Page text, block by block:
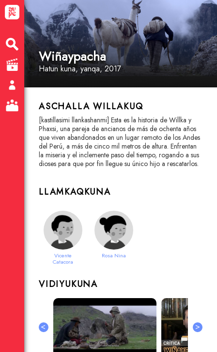
Wiñaypacha
Hatun kuna, yanqa, 2017
ASCHALLA WILLAKUQ
[kastillasimi llankashanmi] Esta es la historia de Willka y
Phaxsi, una pareja de ancianos de más de ochenta años
que viven abandonados en un lugar remoto de los Andes
del Perú, a más de cinco mil metros de altura. Enfrentan
la miseria y el inclemente paso del tiempo, rogando a sus
dioses para que por fin llegue su único hijo a rescatarlos.
LLAMKAQKUNA
Vicente
Catacora
Rosa Nina
VIDIYUKUNA
< >